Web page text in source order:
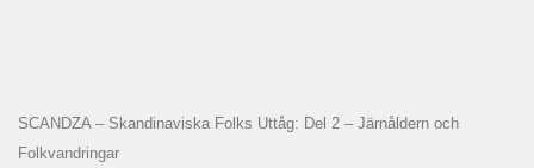
SCANDZA – Skandinaviska Folks Uttåg: Del 2 – Järnåldern och
Folkvandringar